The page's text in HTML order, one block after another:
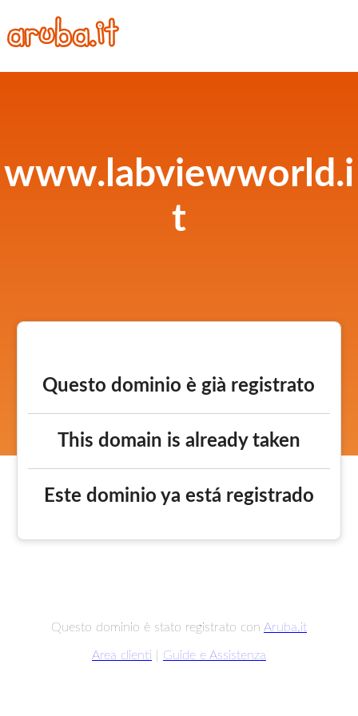
www.labviewworld.i
t
Questo dominio è già registrato
This domain is already taken
Este dominio ya está registrado
Questo dominio è stato registrato con Aruba.it
Area clienti Guide e Assistenza